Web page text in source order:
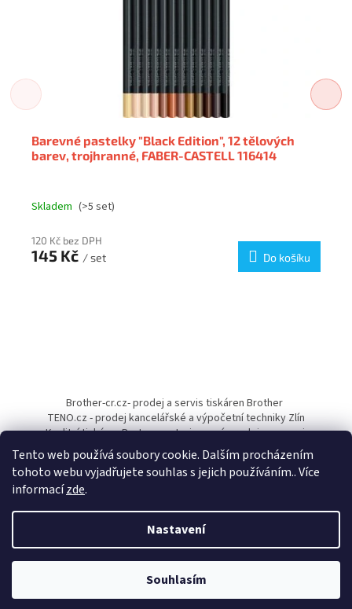
Tento web používá soubory cookie. Dalším procházením
tohoto webu vyjadřujete souhlas s jejich používáním.. Více
informacízde.
Nastavení
Souhlasím
Barevné pastelky "Black Edition", 12 tělových
barev, trojhranné, FABER-CASTELL 116414
Skladem (>5 set)
120 Kč bez DPH
145 Kč / set Do košíku
a
Brother-cr.cz- prodej a servis tiskáren Brother
TENO.cz - prodej kancelářské a výpočetní techniky Zlín
Kvalitní tiskárny Pantum - autorizovaný prodejce a servis
Vytvořil Shoptet
Papírnictví TENO. Všechna práva vyhrazena.